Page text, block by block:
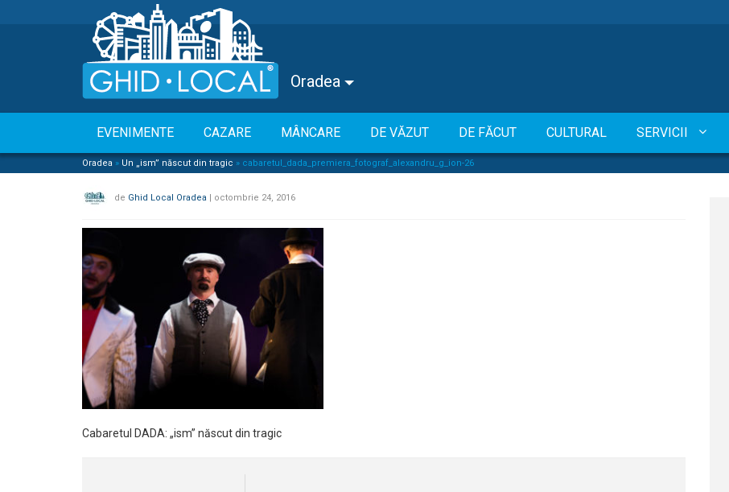
Oradea
EVENIMENTE CAZARE MÂNCARE DE VĂZUT DE FĂCUT CULTURAL SERVICII
Oradea » Un „ism” născut din tragic » cabaretul_dada_premiera_fotograf_alexandru_g_ion-26
de Ghid Local Oradea | octombrie 24, 2016
Cabaretul DADA: „ism” născut din tragic